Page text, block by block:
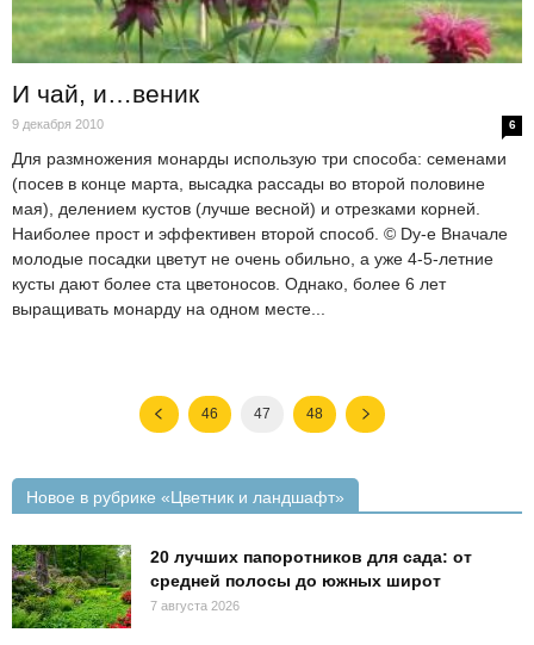
И чай, и…веник
9 декабря 2010 6
Для размножения монарды использую три способа: семенами
(посев в конце марта, высадка рассады во второй половине
мая), делением кустов (лучше весной) и отрезками корней.
Наиболее прост и эффективен второй способ. © Dy-e Вначале
молодые посадки цветут не очень обильно, а уже 4-5-летние
кусты дают более ста цветоносов. Однако, более 6 лет
выращивать монарду на одном месте...
46 47 48
Новое в рубрике «Цветник и ландшафт»
20 лучших папоротников для сада: от
средней полосы до южных широт
7 августа 2026